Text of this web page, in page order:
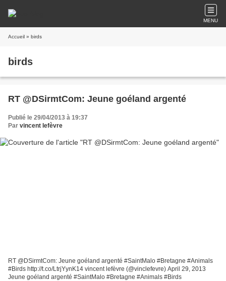
MENU
Accueil » birds
birds
RT @DSirmtCom: Jeune goéland argenté
Publié le 29/04/2013 à 19:37
Par vincent lefèvre
RT @DSirmtCom: Jeune goéland argenté #SaintMalo #Bretagne #Animals
#Birds http://t.co/LtrjYynK14 vincent lefèvre (@vinclefevre) April 29, 2013
Jeune goéland argenté #SaintMalo #Bretagne #Animals #Birds